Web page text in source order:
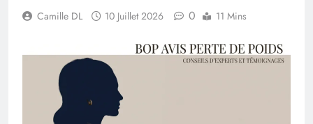
Camille DL 10 Juillet 2026 0 11 Mins